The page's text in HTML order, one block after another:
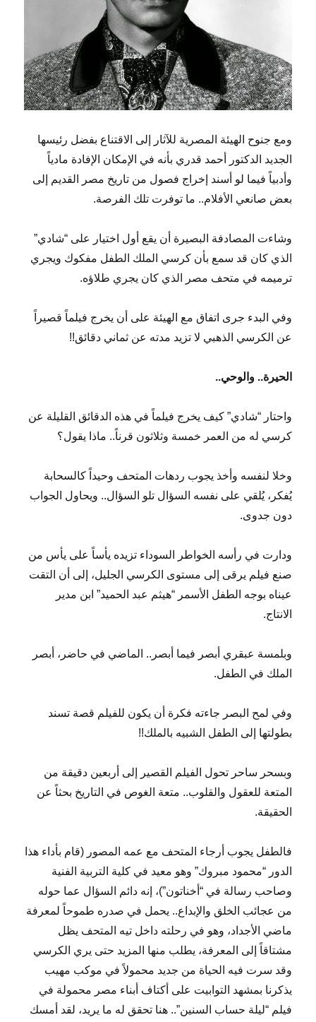
ومع جنوح الهيئة المصرية للآثار إلى الاقتناع بفضل رئيسها
الجديد الدكتور أحمد قدري بأنه في الإمكان الإفادة مادياً
وأدبياً فيما لو أسند إخراج فصول من تاريخ مصر القديم إلى
بعض صانعي الأفلام.. ما توفرت تلك الفرصة.
وشاءت المصادفة البصيرة أن يقع أول اختيار على “شادي”
الذي كان قد سمع بأن كرسي الملك الطفل مفكوك ويجري
ترميمه في متحف مصر الذي كان يجري طلاؤه.
وفي البدء جرى اتفاق مع الهيئة على أن يخرج فيلماً قصيراً
عن الكرسي الذهبي لا تزيد مدته عن ثماني دقائق!!
الحيرة.. والوحي..
واحتار “شادي” كيف يخرج فيلماً في هذه الدقائق القليلة عن
كرسي له من العمر خمسة وثلاثون قرناً.. ماذا يقول؟
وخلا لنفسه وأخذ يجوب ردهات المتحف وحيداً كالسحابة
يُفكر، يُلقي على نفسه السؤال تلو السؤال.. ويحاول الجواب
دون جدوى.
ودارت في رأسه الخواطر السوداء تزيده يأساً على يأس من
صنع فيلم يرقى إلى مستوى الكرسي الجليل، إلى أن التقت
عيناه بوجه الطفل الأسمر “هيثم عبد الحميد” ابن مدير
الانتاج.
وبلمسة عبقري أبصر فيما أبصر.. الماضي في حاضر، أبصر
الملك في الطفل.
وفي لمح البصر جاءته فكرة أن يكون للفيلم قصة تسند
بطولتها إلى الطفل الشبيه بالملك!!
وبسحر ساحر تحول الفيلم القصير إلى أربعين دقيقة من
المتعة للعقول والقلوب.. متعة الغوص في التاريخ بحثاً عن
الحقيقة.
فالطفل يجوب أرجاء المتحف مع عمه المصور (قام بأداء هذا
الدور “محمود مبروك” وهو معيد في كلية التربية الفنية
وصاحب رسالة في “أخناتون”)، إنه دائم السؤال عما حوله
من عجائب الخلق والإبداع.. يحمل في صدره طموحاً لمعرفة
ماضي الأجداد، وهو في رحلته داخل تيه المتحف يظل
مشتاقاً إلى المعرفة، يطلب منها المزيد حتى يري الكرسي
وقد سرت فيه الحياة من جديد محمولاً في موكب مهيب
يذكرنا بمشهد التوابيت على أكتاف أبناء مصر محمولة في
فيلم “ليلة حساب السنين”.. هنا تحقق له ما يريد، لقد أمسك